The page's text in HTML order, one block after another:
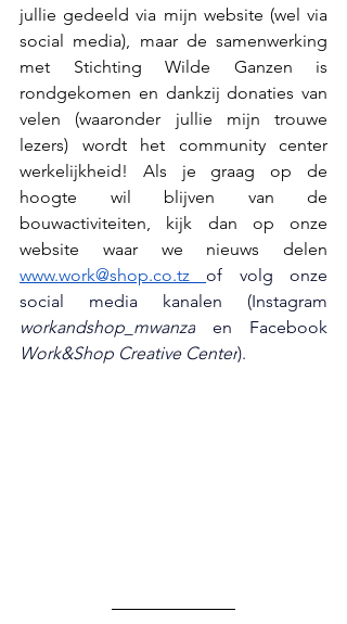
jullie gedeeld via mijn website (wel via
social media), maar de samenwerking
met Stichting Wilde Ganzen is
rondgekomen en dankzij donaties van
velen (waaronder jullie mijn trouwe
lezers) wordt het community center
werkelijkheid! Als je graag op de
hoogte wil blijven van de
bouwactiviteiten, kijk dan op onze
www.work@shop.co.tz
of volg onze
workandshop_mwanza
Work&Shop Creative Center).